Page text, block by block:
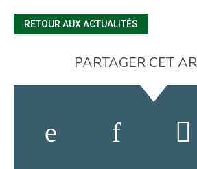
RETOUR AUX ACTUALITÉS
PARTAGER CET